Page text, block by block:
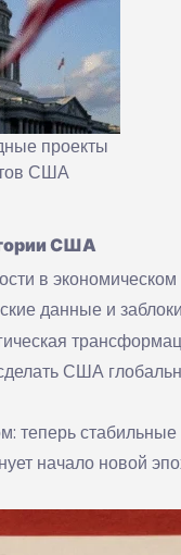
проекты
США
США
в
данные и
США
теперь
начало новой